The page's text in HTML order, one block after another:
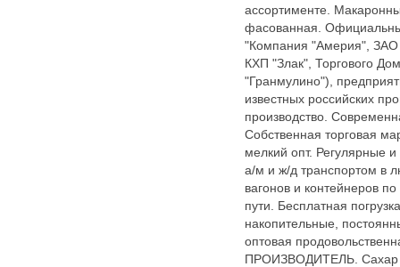
ассортименте.
фасованная.
"Компания "Америя",
КХП "Злак", Торгового
"Гранмулино"),
известных российских
производство.
Собственная торговая
мелкий опт. Регулярные и
а/м и ж/д транспортом в
вагонов и контейнеров
пути. Бесплатная
накопительные,
оптовая
ПРОИЗВОДИТЕЛЬ. Сахар